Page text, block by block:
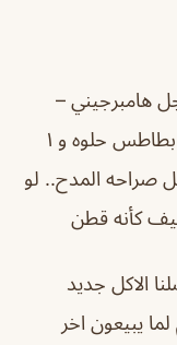
هامبرجيني –
بطاطس هامبرغيني المقلية الطازجة – بطاطس حلوه و ١
و طعم يستاهل صراحه المدح.. لو
كأنه قطن
الاكل جديد
يبيعون اخر